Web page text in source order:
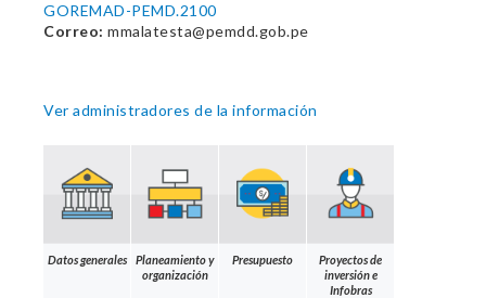
GOREMAD-PEMD.2100
Correo: mmalatesta@pemdd.gob.pe
Ver administradores de la información
Datos generales
Planeamiento y
organización
Presupuesto
Proyectos de
inversión e
Infobras